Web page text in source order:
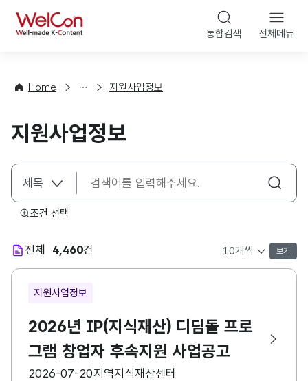
WelCon 통합검색 전체메뉴
Home
사
청
지원사업정보
지원사업정보
조건 선택
전체 4,460건
목록 표시 개수 선택
보기
지원사업정보
2026년 IP(지식재산) 디딤돌 프로
그램 창업자 후속지원 사업공고
등록일
2026-07-20수집기관지역지식재산센터